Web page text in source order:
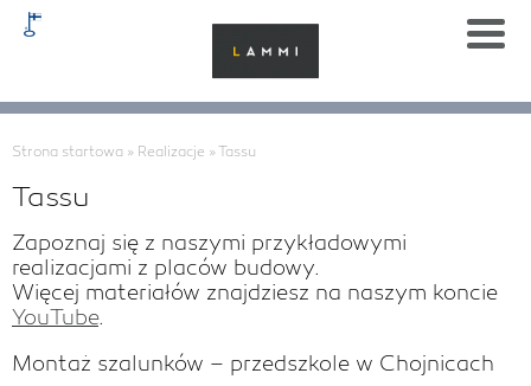
Strona startowa » Realizacje » Tassu
Tassu
Zapoznaj się z naszymi przykładowymi
realizacjami z placów budowy.
Więcej materiałów znajdziesz na naszym koncie
YouTube.
Montaż szalunków – przedszkole w Chojnicach